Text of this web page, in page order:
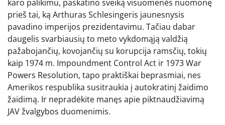
karo palikimu, paskatino sveiką visuomenės nuomonę
prieš tai, ką Arthuras Schlesingeris jaunesnysis
pavadino imperijos prezidentavimu. Tačiau dabar
daugelis svarbiausių to meto vykdomąją valdžią
pažabojančių, kovojančių su korupcija ramsčių, tokių
kaip 1974 m. Impoundment Control Act ir 1973 War
Powers Resolution, tapo praktiškai beprasmiai, nes
Amerikos respublika susitraukia į autokratinį žaidimo
žaidimą. Ir nepradėkite manęs apie piktnaudžiavimą
JAV žvalgybos duomenimis.